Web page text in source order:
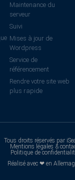
Maintenance du
serveur
Suivi
Mises à jour de
Wordpress
Service de
référencement
Rendre votre site web
plus rapide
Tous droits réservés par
Mentions légales &
Politique de
Réalisé avec ❤ en